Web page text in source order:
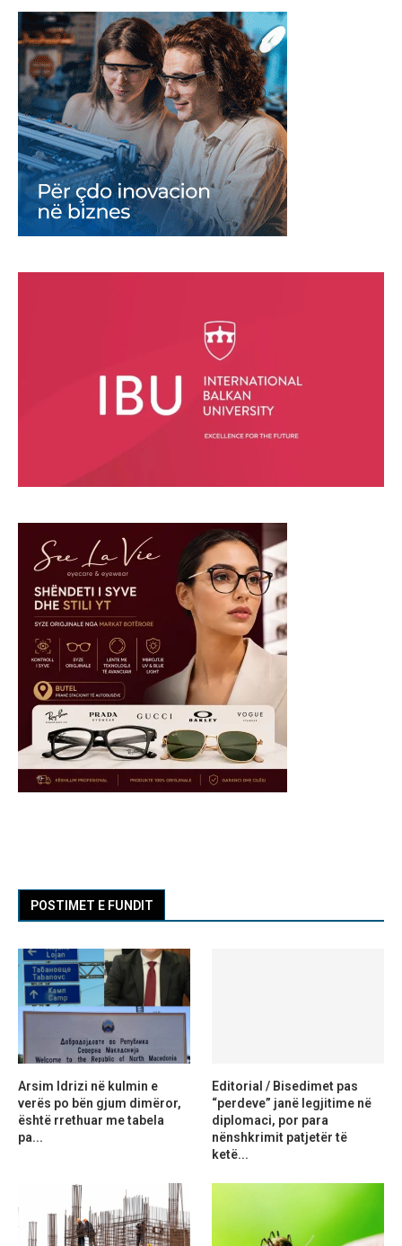
POSTIMET E FUNDIT
Arsim Idrizi në kulmin e
verës po bën gjum dimëror,
është rrethuar me tabela
pa...
Editorial / Bisedimet pas
“perdeve” janë legjitime në
diplomaci, por para
nënshkrimit patjetër të
ketë...